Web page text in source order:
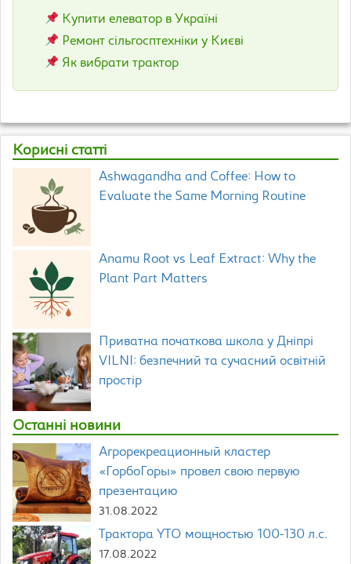
Купити елеватор в Україні
Ремонт сільгосптехніки у Києві
Як вибрати трактор
Корисні статті
Ashwagandha and Coffee: How to
Evaluate the Same Morning Routine
Anamu Root vs Leaf Extract: Why the
Plant Part Matters
Приватна початкова школа у Дніпрі
VILNI: безпечний та сучасний освітній
простір
Останні новини
Агрорекреационный кластер
«ГорбоГоры» провел свою первую
презентацию
31.08.2022
Трактора YTO мощностью 100-130 л.с.
17.08.2022